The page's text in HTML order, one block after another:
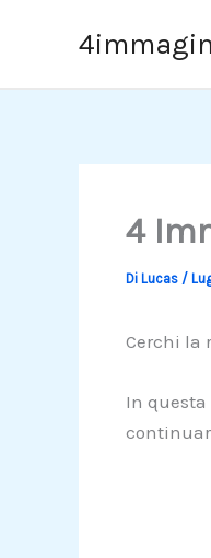
4
Di Lucas /
Cerchi la
In